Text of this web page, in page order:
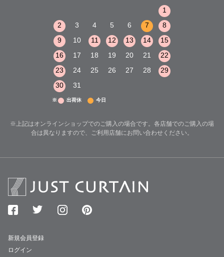
1
2
3 4 5 6 7
8
9
10 11 12 13 14
15
16
17 18 19 20 21
22
23
24 25 26 27 28
29
30
31
※ 出荷休 今日
※上記はオンラインショップでのご購入の場合です。各店舗でのご購入の場
合は異なりますので、ご利用店舗にお問い合わせください。
新規会員登録
ログイン